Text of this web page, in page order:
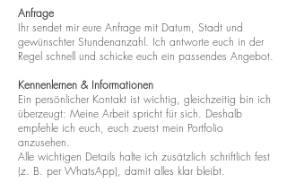
Anfrage
Ihr sendet mir eure Anfrage mit Datum, Stadt und
gewünschter Stundenanzahl. Ich antworte euch in der
Regel schnell und schicke euch ein passendes Angebot.
Kennenlernen & Informationen
Ein persönlicher Kontakt ist wichtig, gleichzeitig bin ich
überzeugt: Meine Arbeit spricht für sich. Deshalb
empfehle ich euch, euch zuerst mein Portfolio
anzusehen.
Alle wichtigen Details halte ich zusätzlich schriftlich fest
(z. B. per WhatsApp), damit alles klar bleibt.